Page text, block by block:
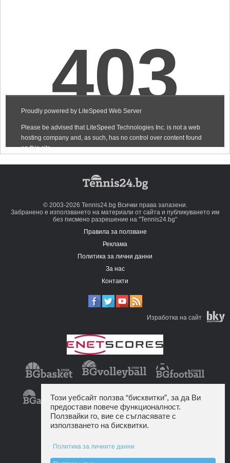
© 2003-2026 Tennis24.bg Всички права запазени.
Забранено е използването на материали от сайта и публикуването им
без писмено разрешение на "Tennis24.bg"
Правила за ползване
Реклама
Политика за лични данни
За нас
Контакти
Изработка на сайт
Този уебсайт ползва “бисквитки”, за да Ви
предостави повече функционалност.
Ползвайки го, вие се съгласявате с
използването на бисквитки.
Политика за личните данни